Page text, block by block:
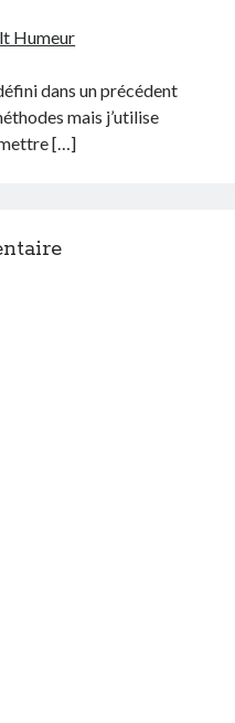
Humeur
dans un précédent
mais j’utilise
[…]